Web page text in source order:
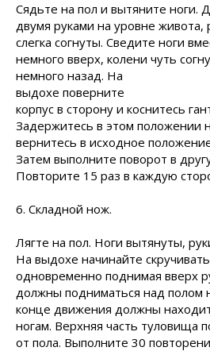
Сядьте на пол и вытяните ноги.
двумя руками на уровне
слегка согнуты. Сведите ноги
немного вверх, колени чуть
немного назад. На
выдохе поверните
корпус в сторону и коснитесь
Задержитесь в этом положении
вернитесь в исходное
Затем выполните поворот в
Повторите 15 раз в каждую
6. Складной нож.
Лягте на пол. Ноги вытянуты,
На выдохе начинайте
одновременно поднимая вверх
должны подниматься над полом
конце движения должны
ногам. Верхняя часть туловища
от пола. Выполните 30